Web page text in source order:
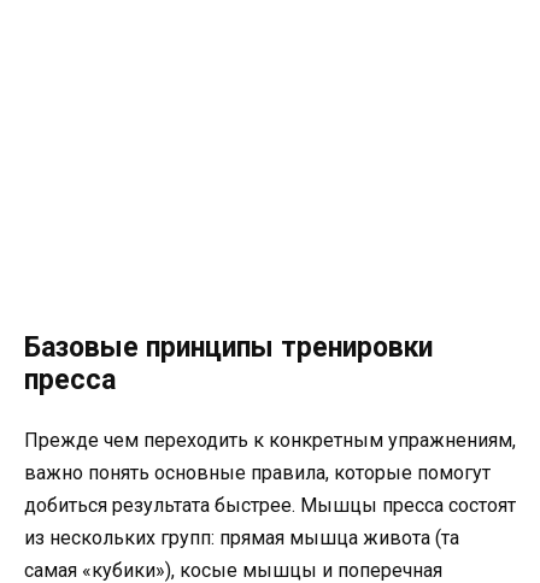
Базовые принципы тренировки
пресса
Прежде чем переходить к конкретным упражнениям,
важно понять основные правила, которые помогут
добиться результата быстрее. Мышцы пресса состоят
из нескольких групп: прямая мышца живота (та
самая «кубики»), косые мышцы и поперечная